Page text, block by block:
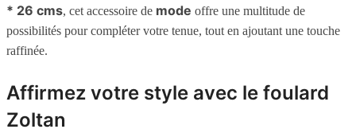
* 26 cms, cet accessoire de mode offre une multitude de
possibilités pour compléter votre tenue, tout en ajoutant une touche
raffinée.
Affirmez votre style avec le foulard
Zoltan